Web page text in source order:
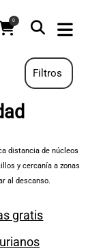
0
Filtros
distancia de núcleos
y cercanía a zonas
al descanso.
gratis